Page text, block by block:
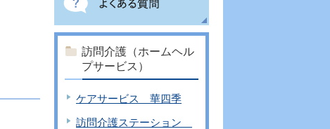
訪問介護（ホームヘル
プサービス）
ケアサービス 華四季
訪問介護ステーション